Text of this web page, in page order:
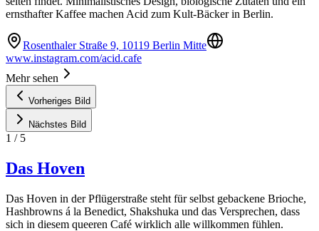
ernsthafter Kaffee machen Acid zum Kult-Bäcker in Berlin.
Rosenthaler Straße 9, 10119 Berlin Mitte
www.instagram.com/acid.cafe
Mehr sehen
Vorheriges Bild
Nächstes Bild
1 / 5
Das Hoven
Das Hoven in der Pflügerstraße steht für selbst gebackene Brioche,
Hashbrowns á la Benedict, Shakshuka und das Versprechen, dass
sich in diesem queeren Café wirklich alle willkommen fühlen.